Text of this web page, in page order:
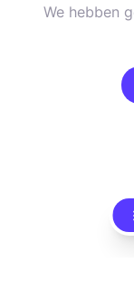
We hebben